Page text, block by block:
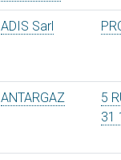
ADIS Sarl
ANTARGAZ
5
31